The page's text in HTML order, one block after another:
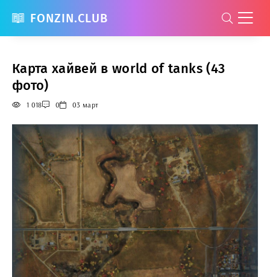
FONZIN.CLUB
Карта хайвей в world of tanks (43
фото)
1 018 0 03 март